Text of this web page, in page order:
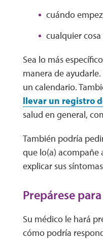
cuándo
cualquier
Sea lo más
manera de
un calendario.
llevar un registro
salud en general,
También podría
que lo(a) acompañe
explicar sus
Prepárese
Su médico le hará
cómo podría